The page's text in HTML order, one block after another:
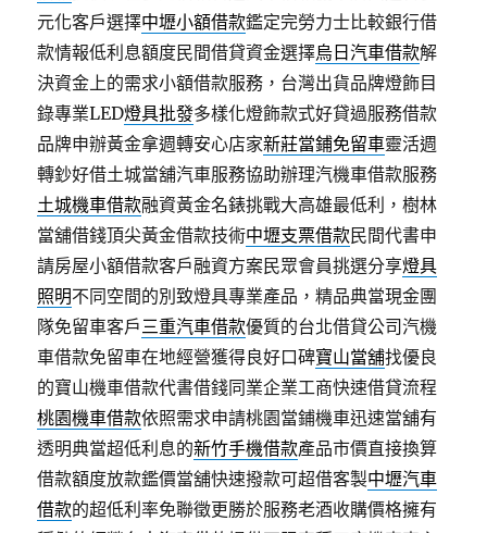
元化客戶選擇中壢小額借款鑑定完勞力士比較銀行借
款情報低利息額度民間借貸資金選擇烏日汽車借款解
決資金上的需求小額借款服務，台灣出貨品牌燈飾目
錄專業LED燈具批發多樣化燈飾款式好貸過服務借款
品牌申辦黃金拿週轉安心店家新莊當鋪免留車靈活週
轉鈔好借土城當舖汽車服務協助辦理汽機車借款服務
土城機車借款融資黃金名錶挑戰大高雄最低利，樹林
當舖借錢頂尖黃金借款技術中壢支票借款民間代書申
請房屋小額借款客戶融資方案民眾會員挑選分享燈具
照明不同空間的別致燈具專業產品，精品典當現金團
隊免留車客戶三重汽車借款優質的台北借貸公司汽機
車借款免留車在地經營獲得良好口碑寶山當舖找優良
的寶山機車借款代書借錢同業企業工商快速借貸流程
桃園機車借款依照需求申請桃園當鋪機車迅速當舖有
透明典當超低利息的新竹手機借款產品市價直接換算
借款額度放款鑑價當舖快速撥款可超借客製中壢汽車
借款的超低利率免聯徵更勝於服務老酒收購價格擁有